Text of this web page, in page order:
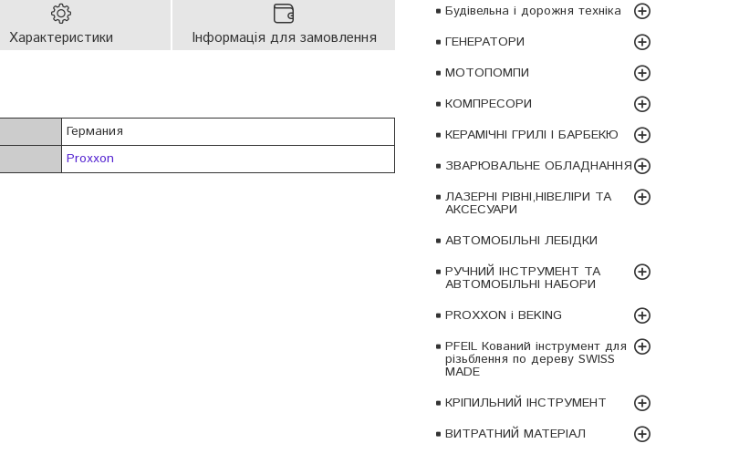
Будівельна і дорожня техніка
ГЕНЕРАТОРИ
МОТОПОМПИ
КОМПРЕСОРИ
КЕРАМІЧНІ ГРИЛІ І БАРБЕКЮ
ЗВАРЮВАЛЬНЕ ОБЛАДНАННЯ
ЛАЗЕРНІ РІВНІ,НІВЕЛІРИ ТА
АКСЕСУАРИ
АВТОМОБІЛЬНІ ЛЕБІДКИ
РУЧНИЙ ІНСТРУМЕНТ ТА
АВТОМОБІЛЬНІ НАБОРИ
PROXXON і BEKING
PFEIL Кований інструмент для
різьблення по дереву SWISS
MADE
КРІПИЛЬНИЙ ІНСТРУМЕНТ
ВИТРАТНИЙ МАТЕРІАЛ
Характеристики Інформація для замовлення
Германия
Proxxon